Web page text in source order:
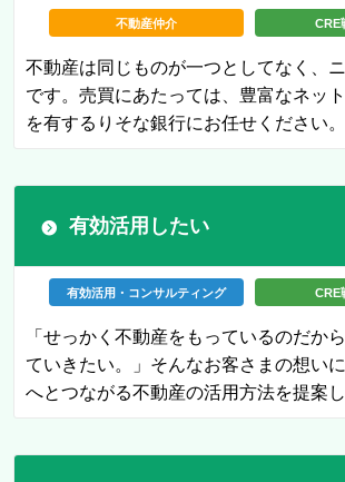
不動産仲介 CRE
不動産は同じものが一つとしてなく、
です。売買にあたっては、豊富なネッ
を有するりそな銀行にお任せください。
有効活用したい
有効活用 ・ コンサルティング CRE
「せっかく不動産をもっているのだか
ていきたい。」そんなお客さまの想い
へとつながる不動産の活用方法を提案